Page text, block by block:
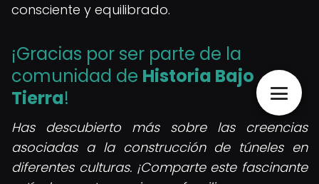
consciente y equilibrado.
¡Gracias por ser parte de la
comunidad de Historia Bajo
Tierra!
Has descubierto más sobre las creencias
asociadas a la construcción de túneles en
diferentes culturas. ¡Comparte este fascinante